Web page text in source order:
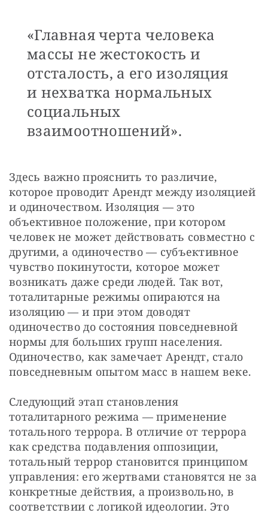
«Главная черта человека
массы не жестокость и
отсталость, а его изоляция
и нехватка нормальных
социальных
взаимоотношений».
Здесь важно прояснить то различие,
которое проводит Арендт между изоляцией
и одиночеством. Изоляция — это
объективное положение, при котором
человек не может действовать совместно с
другими, а одиночество — субъективное
чувство покинутости, которое может
возникать даже среди людей. Так вот,
тоталитарные режимы опираются на
изоляцию — и при этом доводят
одиночество до состояния повседневной
нормы для больших групп населения.
Одиночество, как замечает Арендт, стало
повседневным опытом масс в нашем веке.
Следующий этап становления
тоталитарного режима — применение
тотального террора. В отличие от террора
как средства подавления оппозиции,
тотальный террор становится принципом
управления: его жертвами становятся не за
конкретные действия, а произвольно, в
соответствии с логикой идеологии. Это